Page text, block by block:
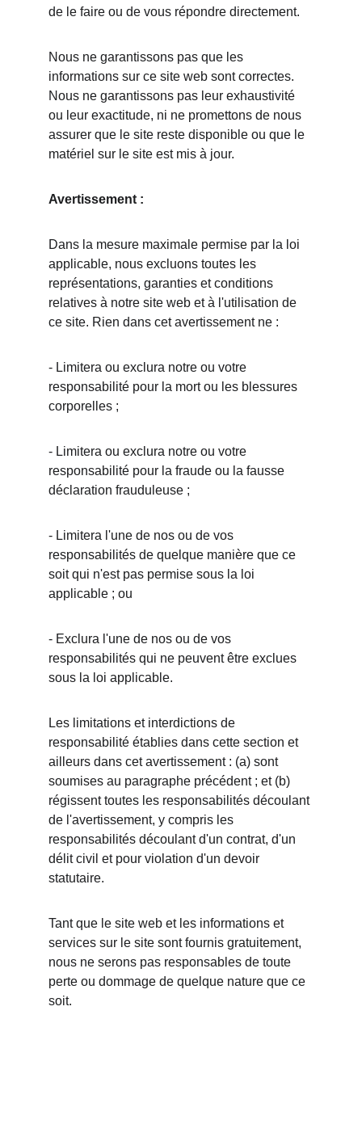
de le faire ou de vous répondre directement.
Nous ne garantissons pas que les
informations sur ce site web sont correctes.
Nous ne garantissons pas leur exhaustivité
ou leur exactitude, ni ne promettons de nous
assurer que le site reste disponible ou que le
matériel sur le site est mis à jour.
Avertissement :
Dans la mesure maximale permise par la loi
applicable, nous excluons toutes les
représentations, garanties et conditions
relatives à notre site web et à l'utilisation de
ce site. Rien dans cet avertissement ne :
- Limitera ou exclura notre ou votre
responsabilité pour la mort ou les blessures
corporelles ;
- Limitera ou exclura notre ou votre
responsabilité pour la fraude ou la fausse
déclaration frauduleuse ;
- Limitera l'une de nos ou de vos
responsabilités de quelque manière que ce
soit qui n'est pas permise sous la loi
applicable ; ou
- Exclura l'une de nos ou de vos
responsabilités qui ne peuvent être exclues
sous la loi applicable.
Les limitations et interdictions de
responsabilité établies dans cette section et
ailleurs dans cet avertissement : (a) sont
soumises au paragraphe précédent ; et (b)
régissent toutes les responsabilités découlant
de l'avertissement, y compris les
responsabilités découlant d'un contrat, d'un
délit civil et pour violation d'un devoir
statutaire.
Tant que le site web et les informations et
services sur le site sont fournis gratuitement,
nous ne serons pas responsables de toute
perte ou dommage de quelque nature que ce
soit.